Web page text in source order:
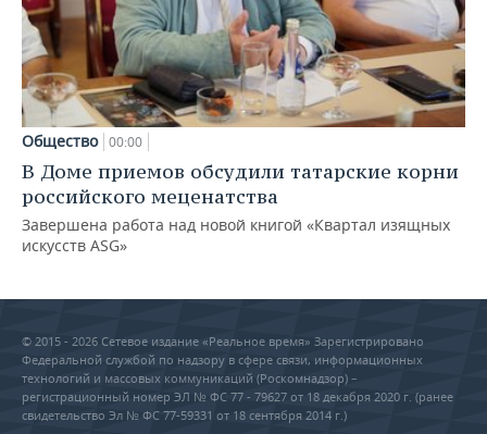
Общество 00:00
В Доме приемов обсудили татарские корни
российского меценатства
Завершена работа над новой книгой «Квартал изящных
искусств ASG»
© 2015 - 2026 Сетевое издание «Реальное время» Зарегистрировано
Федеральной службой по надзору в сфере связи, информационных
технологий и массовых коммуникаций (Роскомнадзор) –
регистрационный номер ЭЛ № ФС 77 - 79627 от 18 декабря 2020 г. (ранее
свидетельство Эл № ФС 77-59331 от 18 сентября 2014 г.)